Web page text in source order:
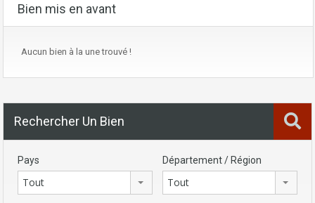
Bien mis en avant
Aucun bien à la une trouvé !
Rechercher Un Bien
Pays
Tout
Département / Région
Tout